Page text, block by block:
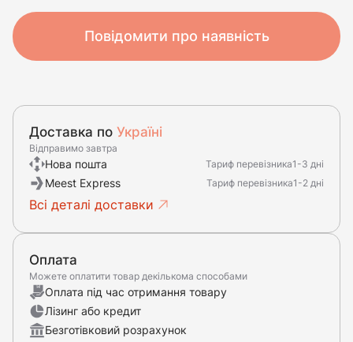
Повідомити про наявність
Доставка по Україні
Відправимо завтра
Нова пошта Тариф перевізника1-3 дні
Meest Express Тариф перевізника1-2 дні
Всі деталі доставки
Оплата
Можете оплатити товар декількома способами
Оплата під час отримання товару
Лізинг або кредит
Безготівковий розрахунок